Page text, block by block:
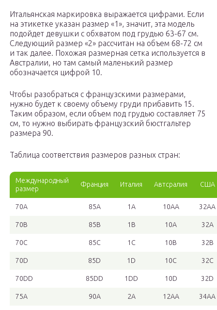
Итальянская маркировка выражается цифрами. Если
на этикетке указан размер «1», значит, эта модель
подойдет девушки с обхватом под грудью 63-67 см.
Следующий размер «2» рассчитан на объем 68-72 см
и так далее. Похожая размерная сетка используется в
Австралии, но там самый маленький размер
обозначается цифрой 10.
Чтобы разобраться с французскими размерами,
нужно будет к своему объему груди прибавить 15.
Таким образом, если объем под грудью составляет 75
см, то нужно выбирать французский бюстгальтер
размера 90.
Таблица соответствия размеров разных стран:
Международный
размер
Франция Италия Автсралия США
70A 85A 1A 10AA 32AA
70B 85B 1B 10A 32A
70C 85C 1C 10B 32B
70D 85D 1D 10C 32C
70DD 85DD 1DD 10D 32D
75A 90A 2A 12AA 34AA